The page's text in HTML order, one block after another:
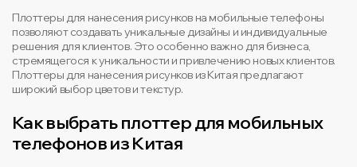
Плоттеры для нанесения рисунков на мобильные телефоны
позволяют создавать уникальные дизайны и индивидуальные
решения для клиентов. Это особенно важно для бизнеса,
стремящегося к уникальности и привлечению новых клиентов.
Плоттеры для нанесения рисунков из Китая предлагают
широкий выбор цветов и текстур.
Как выбрать плоттер для мобильных
телефонов из Китая